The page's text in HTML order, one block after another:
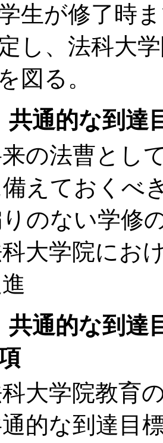
生が修了時
し、法科大
図る。
共通的な到
の法曹とし
えておくべ
のない学修
大学院にお
共通的な到
大学院教育
的な到達目